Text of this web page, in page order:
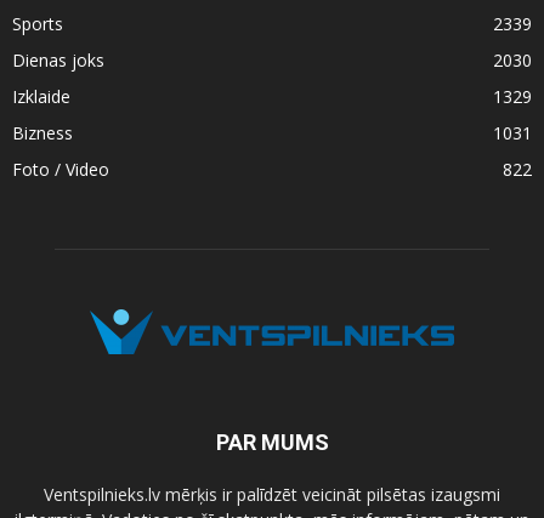
Sports
2339
Dienas joks
2030
Izklaide
1329
Bizness
1031
Foto / Video
822
PAR MUMS
Ventspilnieks.lv mērķis ir palīdzēt veicināt pilsētas izaugsmi